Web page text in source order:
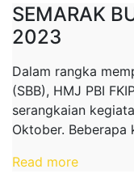
SEMARAK
2023
Dalam rangka
(SBB), HMJ PBI
serangkaian
Oktober. Beberapa
Read more